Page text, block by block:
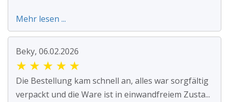
Mehr lesen ...
Beky, 06.02.2026
★ ★ ★ ★ ★
Die Bestellung kam schnell an, alles war sorgfältig
verpackt und die Ware ist in einwandfreiem Zusta...